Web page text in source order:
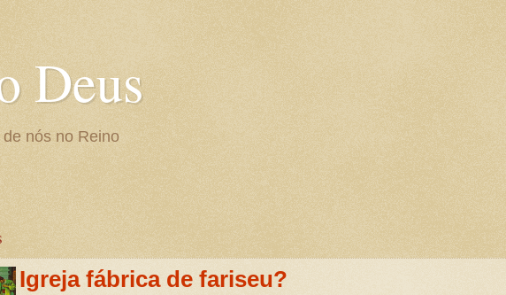
Deus
nós no Reino
Igreja fábrica de fariseu?